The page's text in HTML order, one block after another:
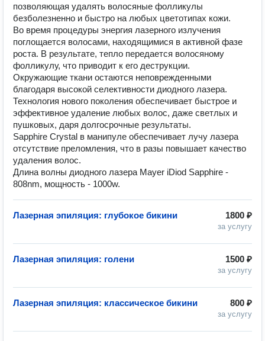
позволяющая удалять волосяные фолликулы
безболезненно и быстро на любых цветотипах кожи.
Во время процедуры энергия лазерного излучения
поглощается волосами, находящимися в активной фазе
роста. В результате, тепло передается волосяному
фолликулу, что приводит к его деструкции.
Окружающие ткани остаются неповрежденными
благодаря высокой селективности диодного лазера.
Технология нового поколения обеспечивает быстрое и
эффективное удаление любых волос, даже светлых и
пушковых, даря долгосрочные результаты.
Sapphire Crystal в манипуле обеспечивает лучу лазера
отсутствие преломления, что в разы повышает качество
удаления волос.
Длина волны диодного лазера Mayer iDiod Sapphire -
808nm, мощность - 1000w.
1800 ₽
за услугу
Лазерная эпиляция: глубокое бикини
1500 ₽
за услугу
Лазерная эпиляция: голени
800 ₽
за услугу
Лазерная эпиляция: классическое бикини